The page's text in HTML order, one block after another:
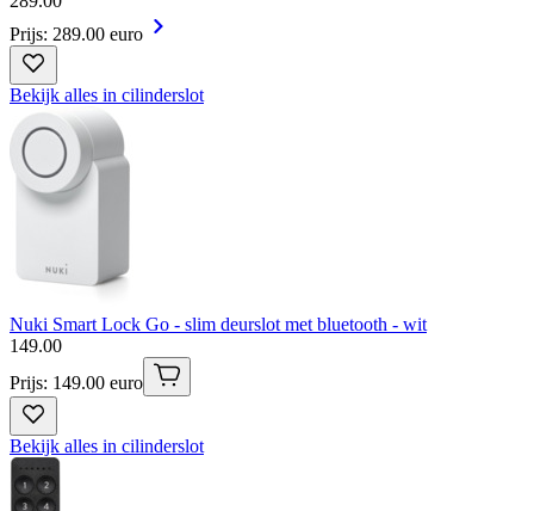
Prijs: 289.00 euro
Bekijk alles in cilinderslot
Nuki Smart Lock Go - slim deurslot met bluetooth - wit
149.00
Prijs: 149.00 euro
Bekijk alles in cilinderslot